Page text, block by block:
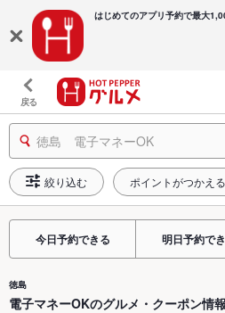
はじめてのアプリ予約で最大
戻る
徳島 電子マネーOK
絞り込む ポイントがつかえる
今日予約できる 明日予約で
徳島
電子マネーOKのグルメ・クーポン情報